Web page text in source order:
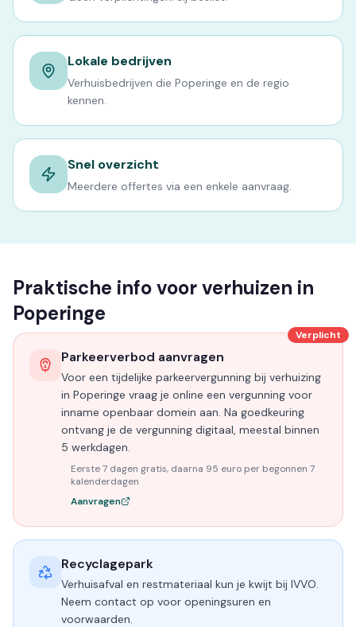
Lokale bedrijven
Verhuisbedrijven die Poperinge en de regio
kennen.
Snel overzicht
Meerdere offertes via een enkele aanvraag.
Praktische info voor verhuizen in
Poperinge
Verplicht
Parkeerverbod aanvragen
Voor een tijdelijke parkeervergunning bij verhuizing
in Poperinge vraag je online een vergunning voor
inname openbaar domein aan. Na goedkeuring
ontvang je de vergunning digitaal, meestal binnen
5 werkdagen.
Eerste 7 dagen gratis, daarna 95 euro per begonnen 7
kalenderdagen
Aanvragen
Recyclagepark
Verhuisafval en restmateriaal kun je kwijt bij IVVO.
Neem contact op voor openingsuren en
voorwaarden.